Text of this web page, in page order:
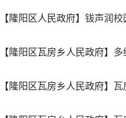
【隆阳区人民政府】 钹声润校
【隆阳区瓦房乡人民政府】 多
【隆阳区瓦房乡人民政府】 瓦